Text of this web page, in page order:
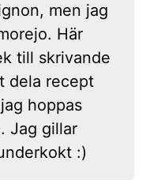
men jag
Här
till skrivande
dela recept
hoppas
Jag gillar
:)